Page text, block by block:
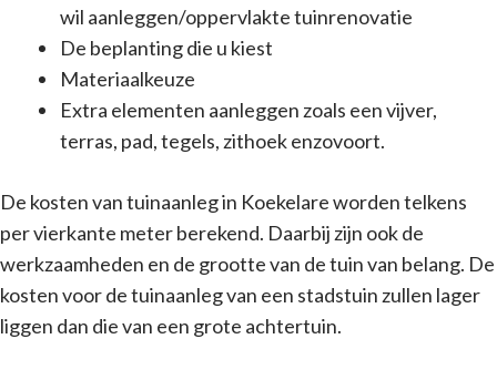
wil aanleggen/oppervlakte tuinrenovatie
De beplanting die u kiest
Materiaalkeuze
Extra elementen aanleggen zoals een vijver,
terras, pad, tegels, zithoek enzovoort.
De kosten van tuinaanleg in Koekelare worden telkens
per vierkante meter berekend. Daarbij zijn ook de
werkzaamheden en de grootte van de tuin van belang. De
kosten voor de tuinaanleg van een stadstuin zullen lager
liggen dan die van een grote achtertuin.